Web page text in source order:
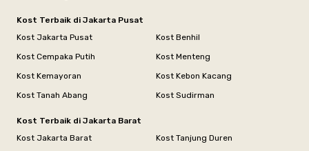
Kost Terbaik di Jakarta Pusat
Kost Jakarta Pusat
Kost Benhil
Kost Cempaka Putih
Kost Menteng
Kost Kemayoran
Kost Kebon Kacang
Kost Tanah Abang
Kost Sudirman
Kost Terbaik di Jakarta Barat
Kost Jakarta Barat
Kost Tanjung Duren